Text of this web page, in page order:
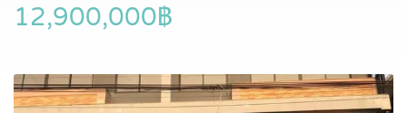
12,900,000฿